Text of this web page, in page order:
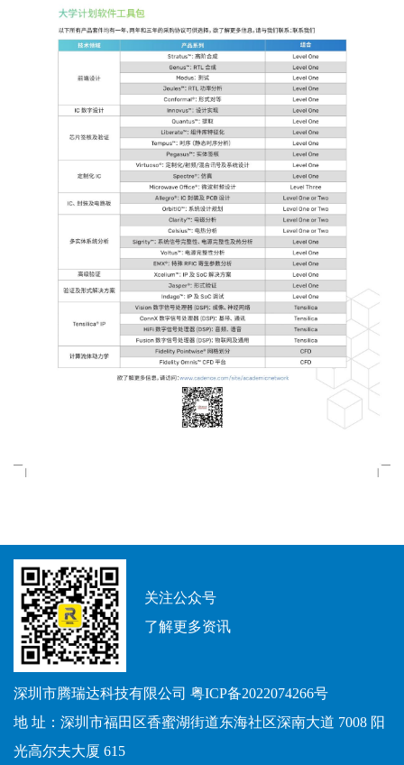
关注公众号
了解更多资讯
深圳市腾瑞达科技有限公司 粤ICP备2022074266号
地 址：深圳市福田区香蜜湖街道东海社区深南大道 7008 阳
光高尔夫大厦 615